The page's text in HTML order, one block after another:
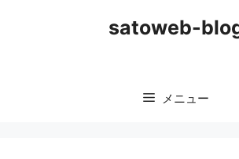
satoweb-
メニュー